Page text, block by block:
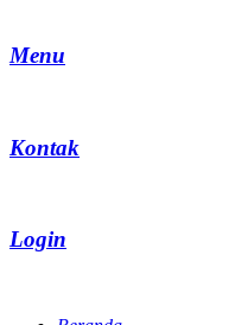
Menu
Kontak
Login